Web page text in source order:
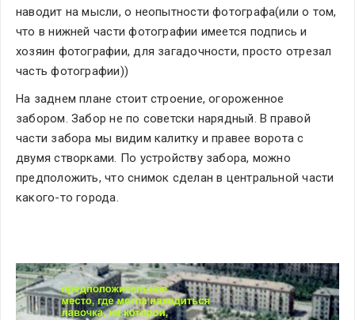
наводит на мысли, о неопытности фотографа(или о том,
что в нижней части фотографии имеется подпись и
хозяин фотографии, для загадочности, просто отрезал
часть фотографии))
На заднем плане стоит строение, огороженное
забором. Забор не по советски нарядный. В правой
части забора мы видим калитку и правее ворота с
двумя створками. По устройству забора, можно
предположить, что снимок сделан в центральной части
какого-то города.